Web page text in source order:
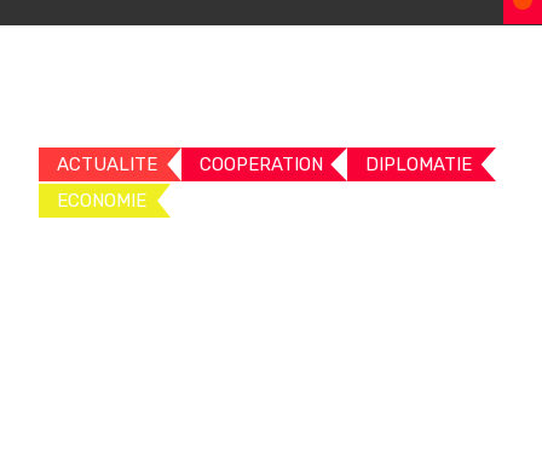
ACTUALITE COOPERATION
DIPLOMATIE
ECONOMIE